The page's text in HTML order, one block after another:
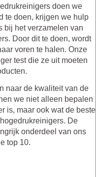
doen we
te doen, krijgen we hulp
bij het verzamelen van
Door dit te doen, wordt
voren te halen. Onze
test die ze uit moeten
naar de kwaliteit van de
we niet alleen bepalen
is, maar ook wat de beste
De
onderdeel van ons
top 10.